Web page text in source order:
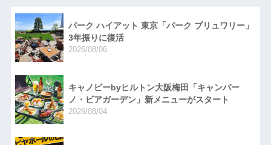
パーク ハイアット 東京「パーク ブリュワリー」
3年振りに復活
2026/08/06
キャノピーbyヒルトン大阪梅田「キャンパー
ノ・ビアガーデン」新メニューがスタート
2026/08/04